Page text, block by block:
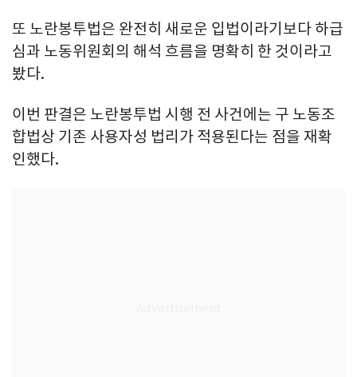
또 노란봉투법은 완전히 새로운 입법이라기보다 하급
심과 노동위원회의 해석 흐름을 명확히 한 것이라고
봤다.
이번 판결은 노란봉투법 시행 전 사건에는 구 노동조
합법상 기존 사용자성 법리가 적용된다는 점을 재확
인했다.